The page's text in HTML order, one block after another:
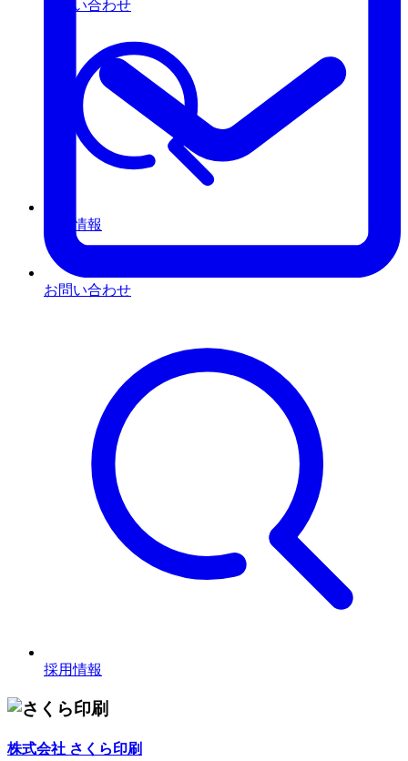
お問い合わせ
採用情報
お問い合わせ
採用情報
株式会社 さくら印刷